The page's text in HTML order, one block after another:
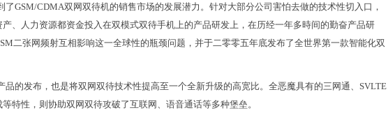
了GSM/CDMA双网双待机的销售市场的发展潜力。针对大部分公司害怕去做的技术性切入口，
、人力资源都资金投入在双模式双待手机上的产品研发上，在历经一年多時间的勤奋产品研
二张网频射互相影响这一全球性的瓶颈问题，并于二零零五年底发布了全世界第一款智能化双
品的发布，也是将双网双待技术性提高至一个全新升级的高宽比。全恶魔具有的三网通、SVLTE
特性，则协助双网双待攻破了互联网、语音通话等多种堡垒。